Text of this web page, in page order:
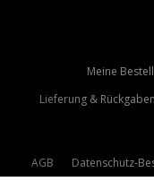
Meine
Lieferung & Rückgaben
AGB Datenschutz-